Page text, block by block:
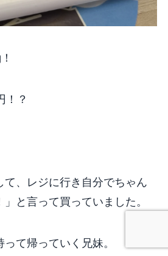
！？
て、レジに行き自分でちゃん
と言って買っていました。
て帰っていく兄妹。